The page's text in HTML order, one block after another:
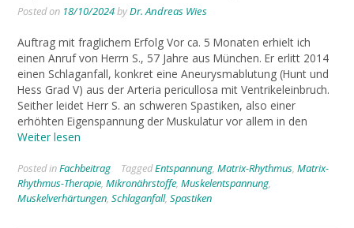
Posted on 18/10/2024byDr. Andreas Wies
Auftrag mit fraglichem Erfolg Vor ca. 5 Monaten erhielt ich
einen Anruf von Herrn S., 57 Jahre aus München. Er erlitt 2014
einen Schlaganfall, konkret eine Aneurysmablutung (Hunt und
Hess Grad V) aus der Arteria pericullosa mit Ventrikeleinbruch.
Seither leidet Herr S. an schweren Spastiken, also einer
erhöhten Eigenspannung der Muskulatur vor allem in den
Weiter lesen
Posted inFachbeitrag TaggedEntspannung, Matrix-Rhythmus, Matrix-
Rhythmus-Therapie, Mikronährstoffe, Muskelentspannung,
Muskelverhärtungen, Schlaganfall, Spastiken